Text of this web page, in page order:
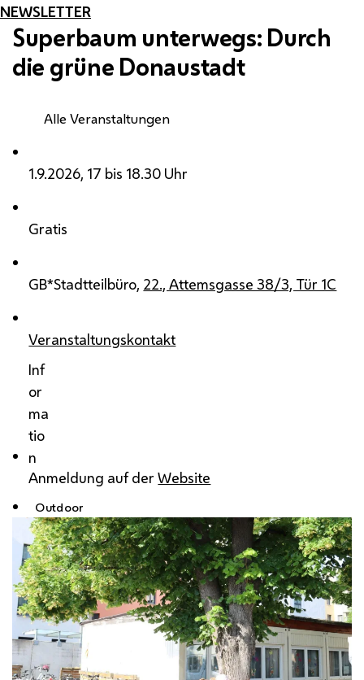
NEWSLETTER
Superbaum unterwegs: Durch
die grüne Donaustadt
Alle Veranstaltungen
1.9.2026, 17 bis 18.30 Uhr
Gratis
GB*Stadtteilbüro, 22., Attemsgasse 38/3, Tür 1C
Veranstaltungskontakt
Inf
or
ma
tio
n
Anmeldung auf derWebsite
Outdoor